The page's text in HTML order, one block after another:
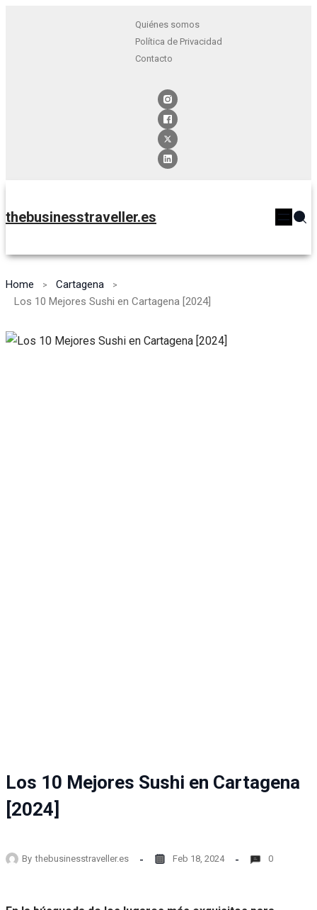
Quiénes somos
Política de Privacidad
Contacto
thebusinesstraveller.es
Home
Cartagena
Los 10 Mejores Sushi en Cartagena [2024]
Los 10 Mejores Sushi en Cartagena
[2024]
By thebusinesstraveller.es Feb 18, 2024 0